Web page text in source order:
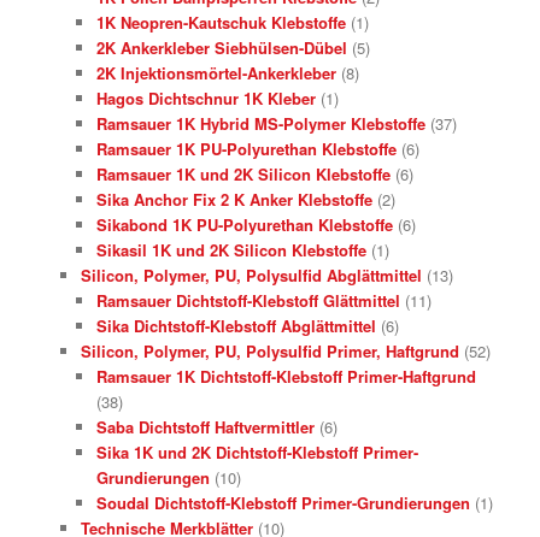
1K Neopren-Kautschuk Klebstoffe (1)
2K Ankerkleber Siebhülsen-Dübel (5)
2K Injektionsmörtel-Ankerkleber (8)
Hagos Dichtschnur 1K Kleber (1)
Ramsauer 1K Hybrid MS-Polymer Klebstoffe (37)
Ramsauer 1K PU-Polyurethan Klebstoffe (6)
Ramsauer 1K und 2K Silicon Klebstoffe (6)
Sika Anchor Fix 2 K Anker Klebstoffe (2)
Sikabond 1K PU-Polyurethan Klebstoffe (6)
Sikasil 1K und 2K Silicon Klebstoffe (1)
Silicon, Polymer, PU, Polysulfid Abglättmittel (13)
Ramsauer Dichtstoff-Klebstoff Glättmittel (11)
Sika Dichtstoff-Klebstoff Abglättmittel (6)
Silicon, Polymer, PU, Polysulfid Primer, Haftgrund (52)
Ramsauer 1K Dichtstoff-Klebstoff Primer-Haftgrund
(38)
Saba Dichtstoff Haftvermittler (6)
Sika 1K und 2K Dichtstoff-Klebstoff Primer-
Grundierungen (10)
Soudal Dichtstoff-Klebstoff Primer-Grundierungen (1)
Technische Merkblätter (10)